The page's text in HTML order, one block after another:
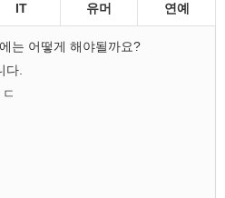
IT 유머 연예
는 어떻게 해야될까요?
다.